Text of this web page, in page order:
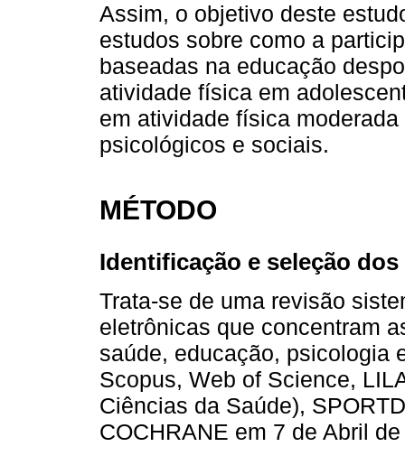
Assim, o objetivo deste
estudos sobre como a
baseadas na educação
atividade física em
em atividade física
psicológicos e sociais.
MÉTODO
Identificação e seleção
Trata-se de uma revisão
eletrônicas que concentram
saúde, educação, psicologia
Scopus, Web of Science,
Ciências da Saúde),
COCHRANE em 7 de Abril